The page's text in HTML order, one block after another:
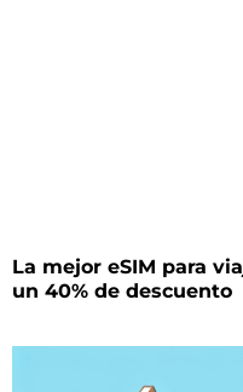
La mejor eSIM para
un 40% de descuento